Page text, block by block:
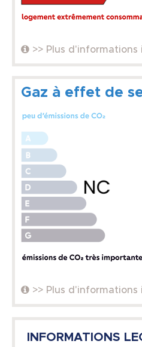
>> Plus d'informations
Gaz à effet de
>> Plus d'informations
INFORMATIONS